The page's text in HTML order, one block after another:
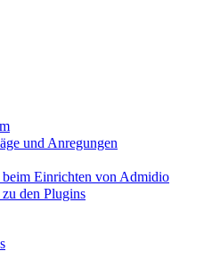
und Anregungen
Einrichten von Admidio
den Plugins